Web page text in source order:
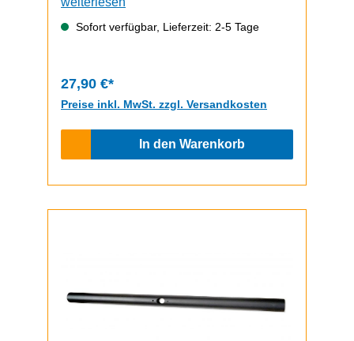
Sofort verfügbar, Lieferzeit: 2-5 Tage
27,90 €*
Preise inkl. MwSt. zzgl. Versandkosten
In den Warenkorb